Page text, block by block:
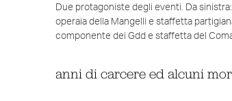
Due protagoniste degli eventi. Da sinistra:
operaia della Mangelli e staffetta
componente dei Gdd e staffetta del
anni di carcere ed alcuni